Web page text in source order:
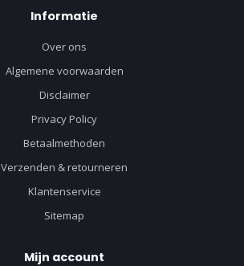
Informatie
Over ons
Algemene voorwaarden
Disclaimer
Privacy Policy
Betaalmethoden
Verzenden & retourneren
Klantenservice
Sitemap
Mijn account